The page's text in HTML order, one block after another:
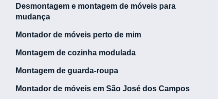
Desmontagem e montagem de móveis para
mudança
Montador de móveis perto de mim
Montagem de cozinha modulada
Montagem de guarda-roupa
Montador de móveis em São José dos Campos